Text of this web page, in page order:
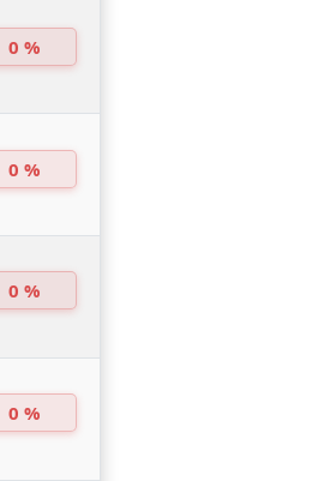
0 %
0 %
0 %
0 %